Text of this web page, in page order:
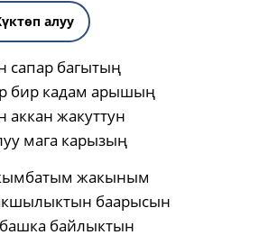
алуу
сапар багытың
бир кадам арышың
аккан жакуттун
мага карызың
жакыным
баарысын
байлыктын